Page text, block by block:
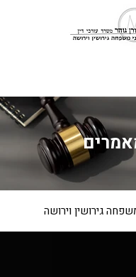
גירושין וירושה